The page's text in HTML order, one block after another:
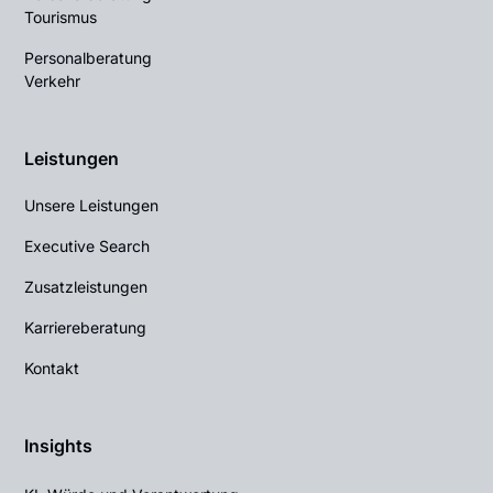
Tourismus
Personalberatung
Verkehr
Leistungen
Unsere Leistungen
Executive Search
Zusatzleistungen
Karriereberatung
Kontakt
Insights